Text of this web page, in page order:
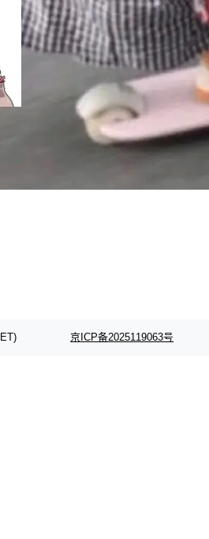
全！ 一、从现在开
人）以及 Oriol Vin
AlphaSta...
解需求、规划步
挑平台，curl 一行
· GitCode · GitHu
）、macOS / Linu
。 # macOS / Linu
https://solon.noea
CodeArts）
用与价值 在软件工
知识资产的主要载
数十万乃至数百万
调用可承载的上下
扩张与代码历史的
系、接口契约、业
数十乃至数百个文
关联网络。传统的
京ICP备2025119063号